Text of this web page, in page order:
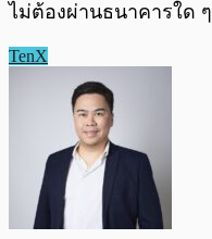
ไม่ต้องผ่านธนาคารใด ๆ
TenX